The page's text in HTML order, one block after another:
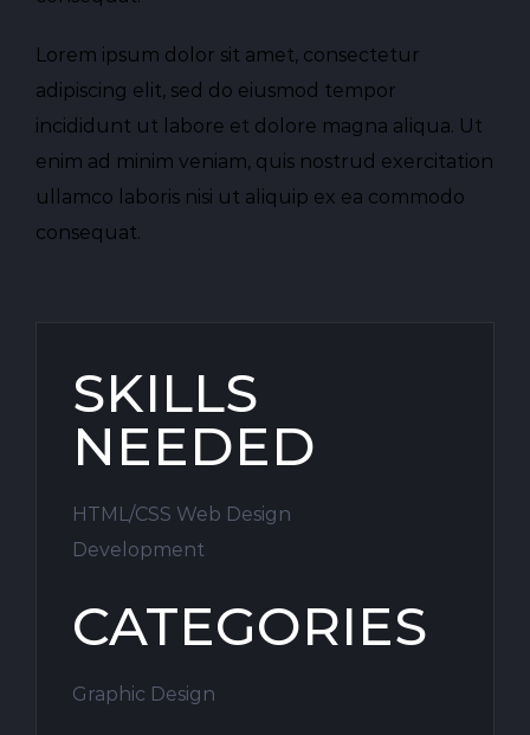
Lorem ipsum dolor sit amet, consectetur
adipiscing elit, sed do eiusmod tempor
incididunt ut labore et dolore magna aliqua. Ut
enim ad minim veniam, quis nostrud exercitation
ullamco laboris nisi ut aliquip ex ea commodo
consequat.
SKILLS
NEEDED
HTML/CSS Web Design
Development
CATEGORIES
Graphic Design